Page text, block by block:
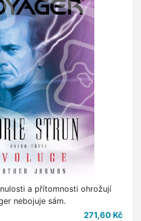
a přítomnosti ohrožují
nebojuje sám.
271,60 Kč